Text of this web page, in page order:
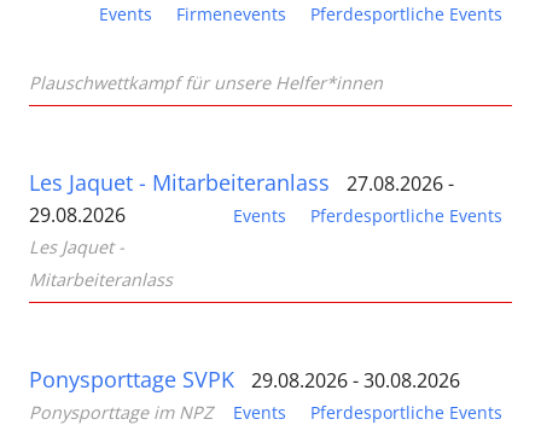
Events Firmenevents Pferdesportliche Events
Plauschwettkampf für unsere Helfer*innen
Les Jaquet - Mitarbeiteranlass
27.08.2026 -
29.08.2026
Events
Pferdesportliche Events
Les Jaquet -
Mitarbeiteranlass
Ponysporttage SVPK 29.08.2026 - 30.08.2026
Events Pferdesportliche Events
Ponysporttage im NPZ